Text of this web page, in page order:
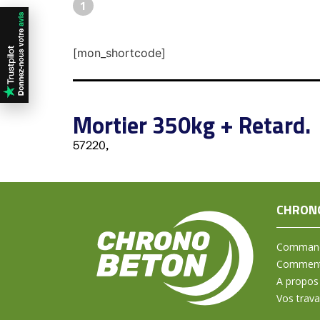
1
[mon_shortcode]
Mortier 350kg + Retard.
57220,
A propos
Vos